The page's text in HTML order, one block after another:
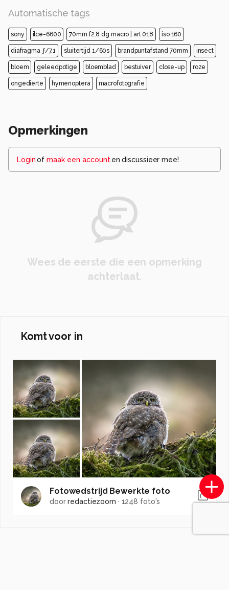
Automatische tags
sony ilce-6600 70mm f2.8 dg macro | art 018 iso 160
diafragma ƒ/7.1 sluitertijd 1/60s brandpuntafstand 70mm insect
bloem geleedpotige bloemblad bestuiver close-up roze
ongedierte hymenoptera macrofotografie
Opmerkingen
Loginof maak een account en discussieer mee!
Wees de eerste die een opmerking
achterlaat.
Komt voor in
Fotowedstrijd Bewerkte foto
doorredactiezoom · 1248 foto's